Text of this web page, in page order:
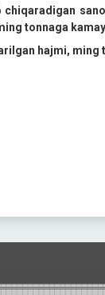
chiqaradigan
tonnaga
hajmi, ming